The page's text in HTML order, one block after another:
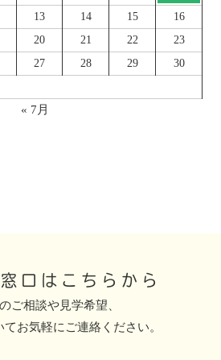
13 14 15
16
20 21 22
23
27 28 29
30
« 7月
口はこちらから
ご相談や見学希望、
お気軽にご連絡ください。